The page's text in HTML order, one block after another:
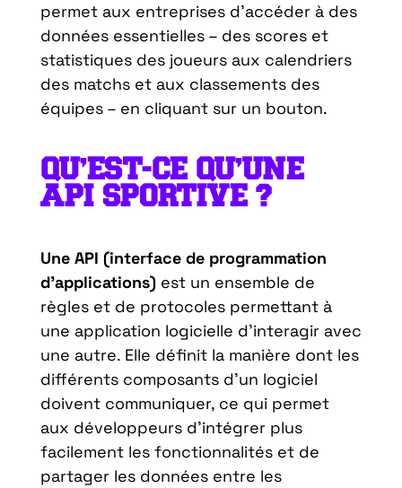
permet aux entreprises d’accéder à des
données essentielles – des scores et
statistiques des joueurs aux calendriers
des matchs et aux classements des
équipes – en cliquant sur un bouton.
QU’EST-CE QU’UNE
API SPORTIVE ?
Une API (interface de programmation
d’applications)est un ensemble de
règles et de protocoles permettant à
une application logicielle d’interagir avec
une autre. Elle définit la manière dont les
différents composants d’un logiciel
doivent communiquer, ce qui permet
aux développeurs d’intégrer plus
facilement les fonctionnalités et de
partager les données entre les